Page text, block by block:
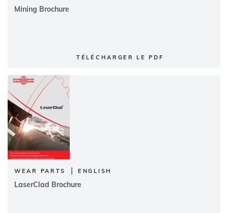
Mining Brochure
TÉLÉCHARGER LE PDF
WEAR PARTS | ENGLISH
LaserClad Brochure